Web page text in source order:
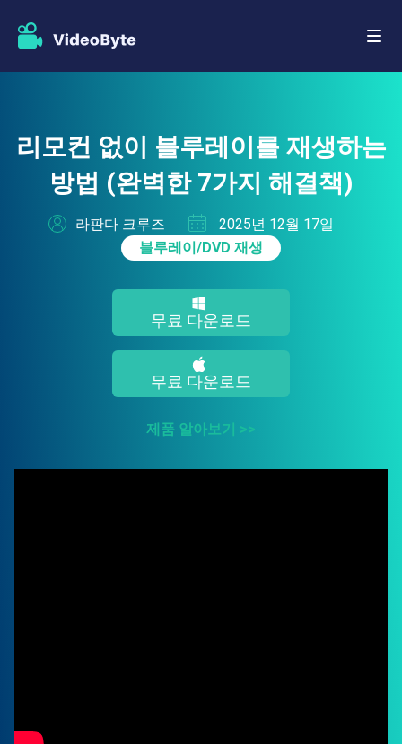
리모컨 없이 블루레이를 재생하는
방법 (완벽한 7가지 해결책)
라판다 크루즈
2025년 12월 17일
블루레이/DVD 재생
무료 다운로드
무료 다운로드
제품 알아보기 >>